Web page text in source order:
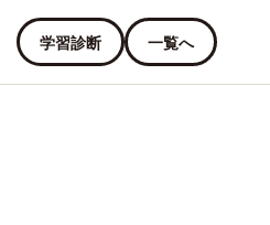
学習診断 一覧へ